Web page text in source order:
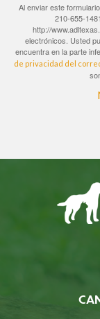
Al enviar este
210-655-
http://
electrónicos. Usted
encuentra en la parte
de privacidad del